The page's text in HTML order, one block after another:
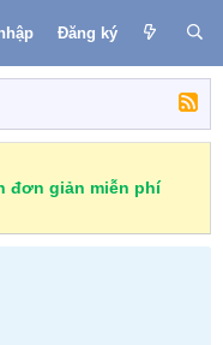
Đăng ký
đơn giản miễn phí